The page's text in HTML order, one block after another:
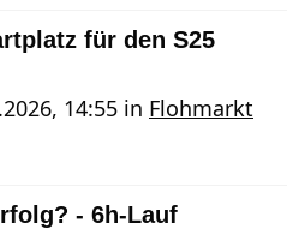
für den S25
14:55 in Flohmarkt
- 6h-Lauf